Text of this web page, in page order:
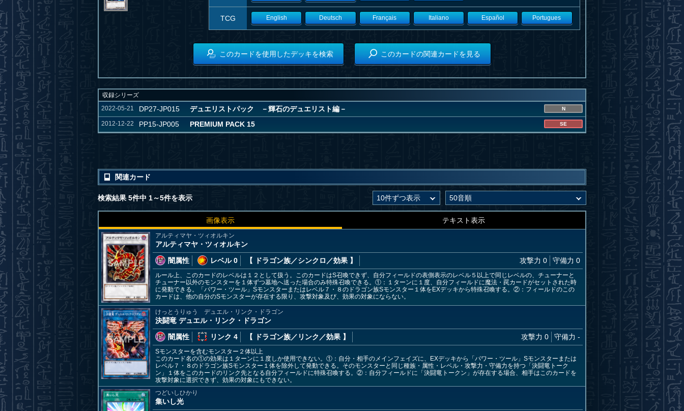
TCG English Deutsch Français Italiano Español Portugues
このカードを使用したデッキを検索 このカードの関連カードを見る
収録シリーズ
2022-05-21
DP27-JP015 デュエリストパック －輝石のデュエリスト編－ N
2012-12-22 PP15-JP005 PREMIUM PACK 15 SE
関連カード
検索結果 5件中 1～5件を表示
画像表示 テキスト表示
アルティマヤ・ツィオルキン
アルティマヤ・ツィオルキン
闇属性
レベル 0 【 ドラゴン族／シンクロ／効果 】 攻撃力 0 守備力 0
ルール上、このカードのレベルは１２として扱う。このカードはS召喚できず、自分フィールドの表側表示のレベル５以上で同じレベルの、チューナーと
チューナー以外のモンスターを１体ずつ墓地へ送った場合のみ特殊召喚できる。①：１ターンに１度、自分フィールドに魔法・罠カードがセットされた時
に発動できる。「パワー・ツール」Sモンスターまたはレベル７・８のドラゴン族Sモンスター１体をEXデッキから特殊召喚する。②：フィールドのこの
カードは、他の自分のSモンスターが存在する限り、攻撃対象及び、効果の対象にならない。
けっとうりゅう デュエル・リンク・ドラゴン
決闘竜 デュエル・リンク・ドラゴン
闇属性
リンク 4 【 ドラゴン族／リンク／効果 】 攻撃力 0 守備力 -
Sモンスターを含むモンスター２体以上
このカード名の①の効果は１ターンに１度しか使用できない。①：自分・相手のメインフェイズに、EXデッキから「パワー・ツール」Sモンスターまたは
レベル７・８のドラゴン族Sモンスター１体を除外して発動できる。そのモンスターと同じ種族・属性・レベル・攻撃力・守備力を持つ「決闘竜トーク
ン」１体をこのカードのリンク先となる自分フィールドに特殊召喚する。②：自分フィールドに「決闘竜トークン」が存在する場合、相手はこのカードを
攻撃対象に選択できず、効果の対象にもできない。
つどいしひかり
集いし光